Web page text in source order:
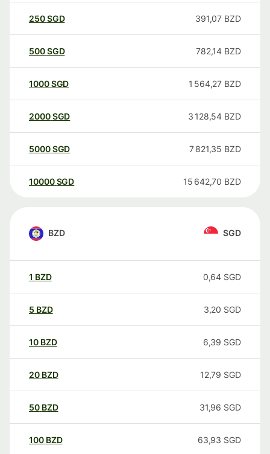
250SGD 391,07 BZD
500SGD 782,14 BZD
1000SGD 1 564,27 BZD
2000SGD 3 128,54 BZD
5000SGD 7 821,35 BZD
10000 SGD 15 642,70 BZD
BZD SGD
1 BZD 0,64 SGD
5 BZD 3,20 SGD
10 BZD 6,39 SGD
20 BZD 12,79 SGD
50 BZD 31,96 SGD
100 BZD 63,93 SGD